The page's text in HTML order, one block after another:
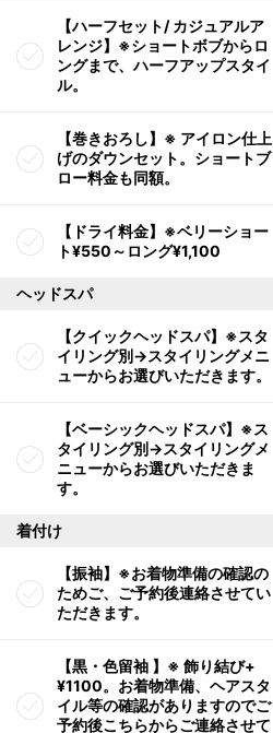
【ハーフセット/ カジュアルア
レンジ】※ショートボブからロ
ングまで、ハーフアップスタイ
ル。
【巻きおろし】※ アイロン仕上
げのダウンセット。ショートブ
ロー料金も同額。
【ドライ料金】※ベリーショー
ト¥550～ロング¥1,100
ヘッドスパ
【クイックヘッドスパ】※スタ
イリング別→スタイリングメニ
ューからお選びいただきます。
【ベーシックヘッドスパ】※ス
タイリング別→スタイリングメ
ニューからお選びいただきま
す。
着付け
【振袖】※お着物準備の確認の
ためご、ご予約後連絡させてい
ただきます。
【黒・色留袖 】※ 飾り結び+
¥1100。お着物準備、ヘアスタ
イル等の確認がありますのでご
予約後こちらからご連絡させて